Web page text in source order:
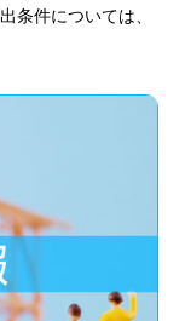
条件については、